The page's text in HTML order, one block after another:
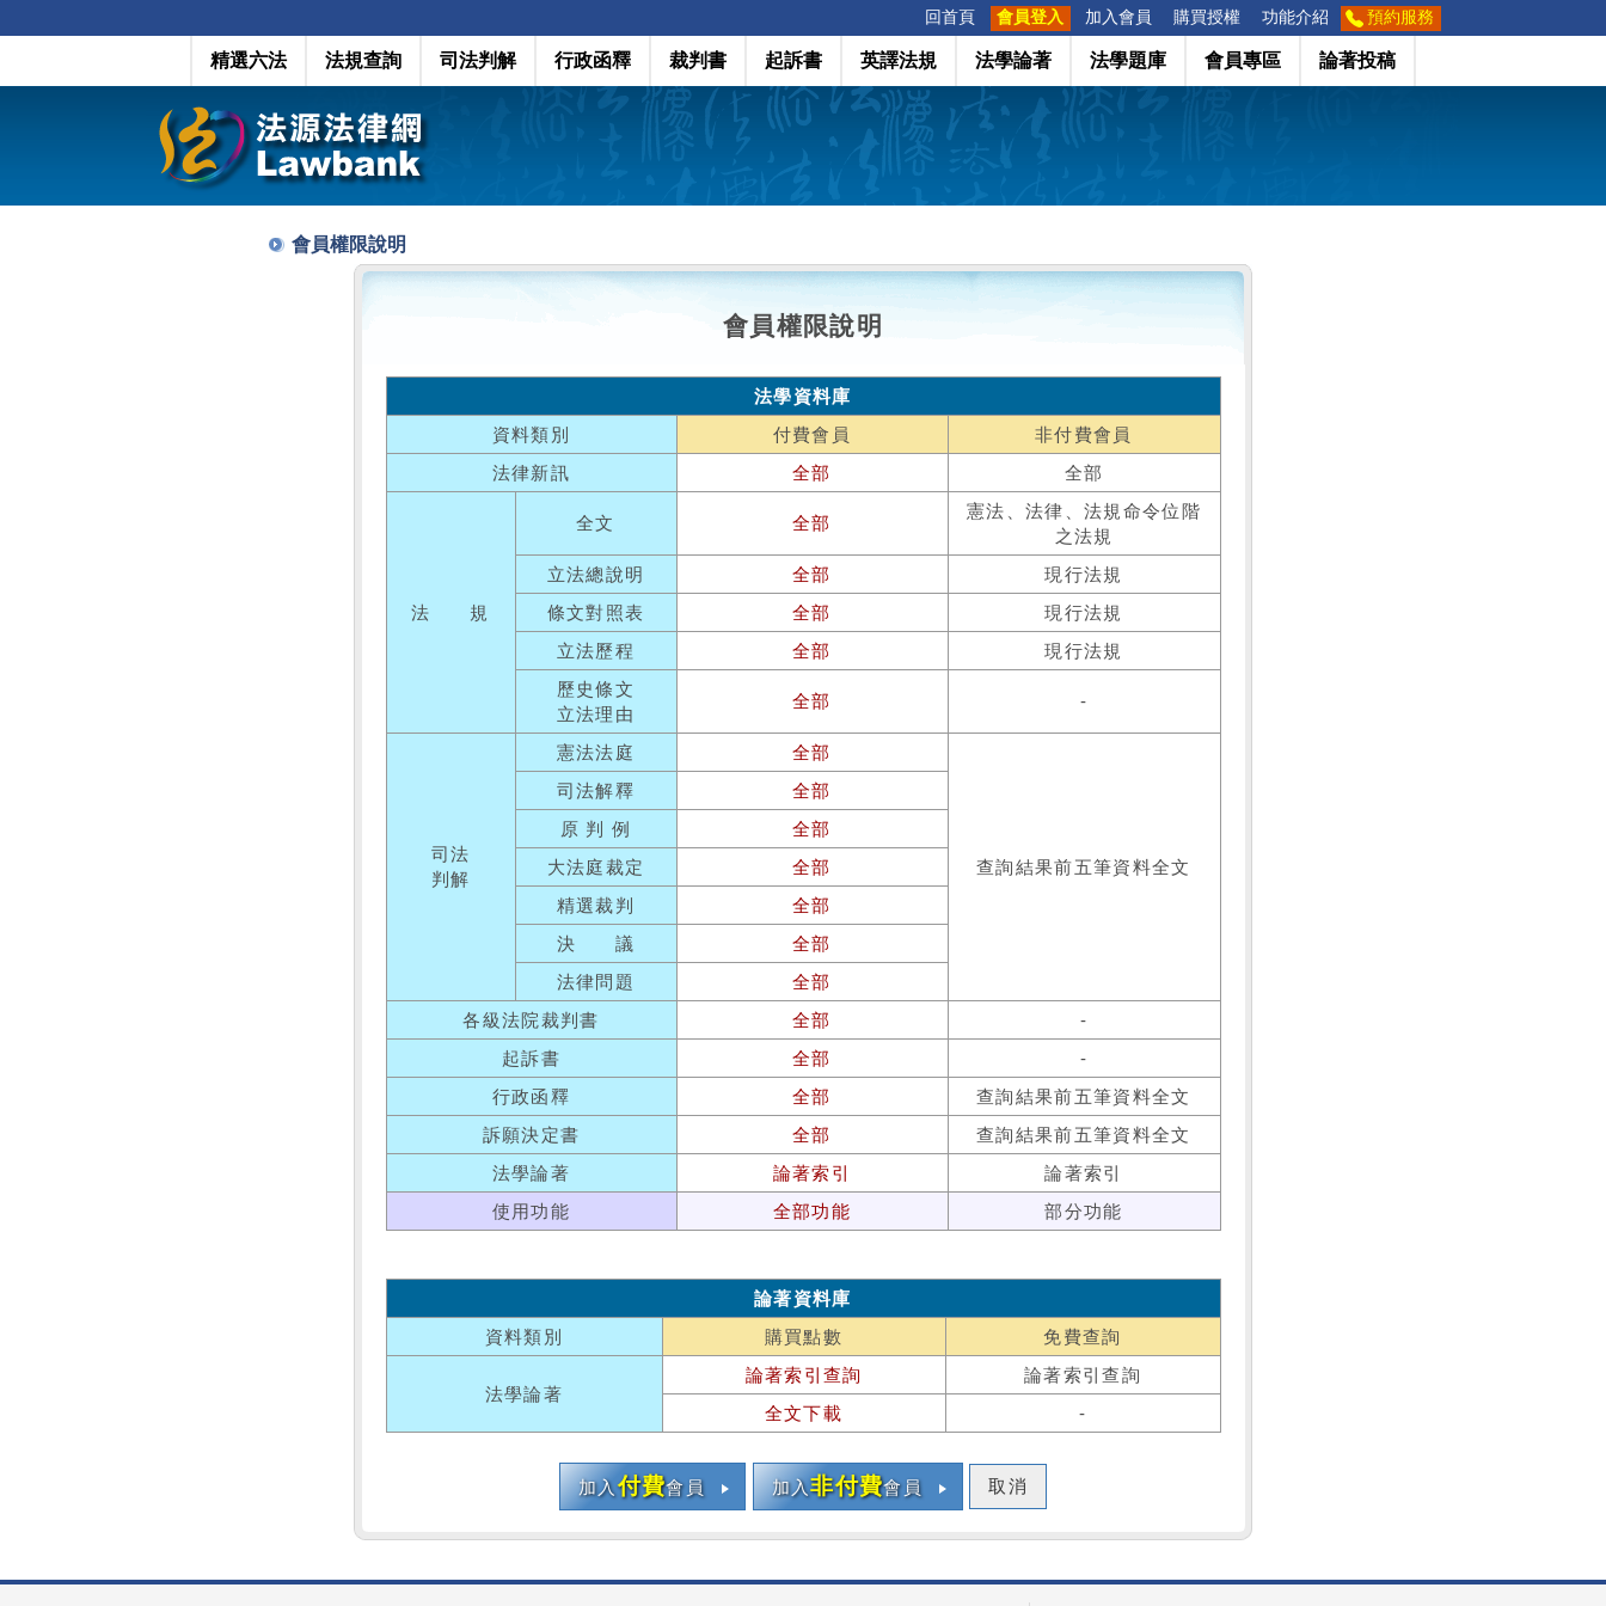
回首頁 會員登入 加入會員 購買授權 功能介紹 預約服務
精選六法 法規查詢 司法判解 行政函釋 裁判書 起訴書 英譯法規 法學論著 法學題庫 會員專區 論著投稿
會員權限說明
會員權限說明
法學資料庫
資料類別
付費會員
非付費會員
法律新訊
全部 全部
法 規
全文 全部
憲法、法律、法規命令位階
之法規
立法總說明
全部
現行法規
條文對照表
全部
現行法規
立法歷程
全部
現行法規
歷史條文
立法理由
全部 -
司法
判解
憲法法庭 全部
查詢結果前五筆資料全文
司法解釋
全部
原 判 例
全部
大法庭裁定
全部
精選裁判
全部
決 議
全部
法律問題
全部
各級法院裁判書
全部
-
起訴書
全部
-
行政函釋
全部
查詢結果前五筆資料全文
訴願決定書
全部
查詢結果前五筆資料全文
法學論著
論著索引
論著索引
使用功能
全部功能 部分功能
論著資料庫
資料類別
購買點數 免費查詢
法學論著
論著索引查詢
論著索引查詢
全文下載
-
加入付費會員 加入非付費會員 取消